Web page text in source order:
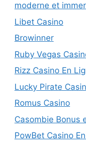
moderne et
Libet Casino
Browinner
Ruby Vegas
Rizz Casino En
Lucky Pirate
Romus Casino
Casombie Bonus
PowBet Casino